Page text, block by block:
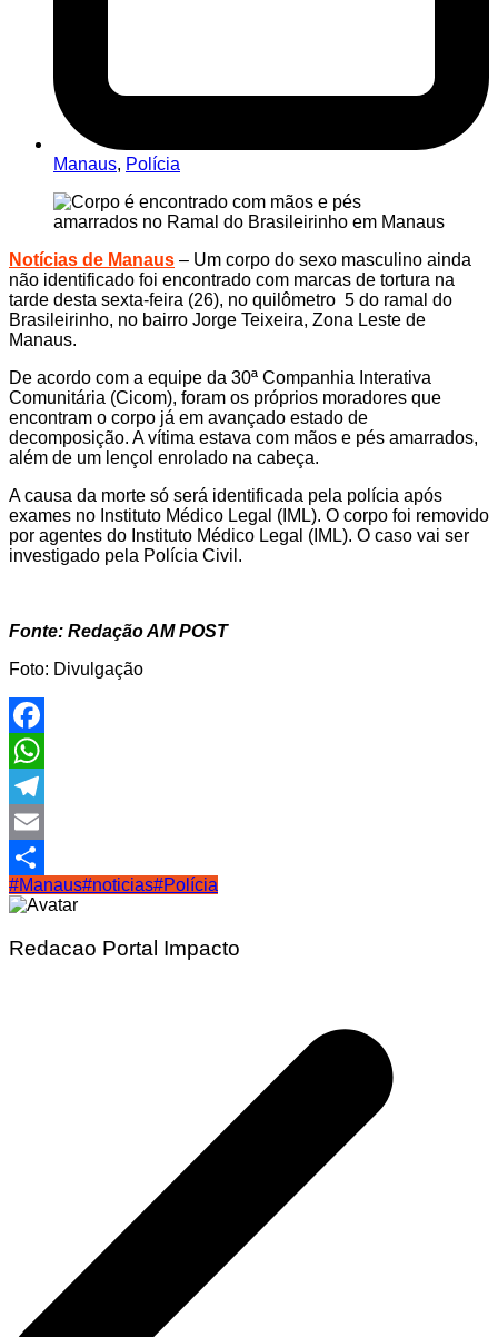
Manaus, Polícia
Notícias de Manaus – Um corpo do sexo masculino ainda
não identificado foi encontrado com marcas de tortura na
tarde desta sexta-feira (26), no quilômetro 5 do ramal do
Brasileirinho, no bairro Jorge Teixeira, Zona Leste de
Manaus.
De acordo com a equipe da 30ª Companhia Interativa
Comunitária (Cicom), foram os próprios moradores que
encontram o corpo já em avançado estado de
decomposição. A vítima estava com mãos e pés amarrados,
além de um lençol enrolado na cabeça.
A causa da morte só será identificada pela polícia após
exames no Instituto Médico Legal (IML). O corpo foi removido
por agentes do Instituto Médico Legal (IML). O caso vai ser
investigado pela Polícia Civil.
Fonte: Redação AM POST
Foto: Divulgação
Facebook
WhatsApp
Telegram
Email
Share
#Manaus#noticias#Polícia
Redacao Portal Impacto